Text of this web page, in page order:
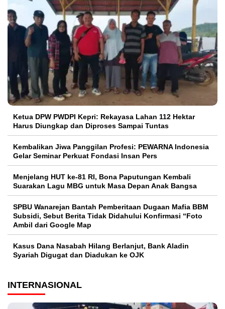
Ketua DPW PWDPI Kepri: Rekayasa Lahan 112 Hektar
Harus Diungkap dan Diproses Sampai Tuntas
Kembalikan Jiwa Panggilan Profesi: PEWARNA Indonesia
Gelar Seminar Perkuat Fondasi Insan Pers
Menjelang HUT ke-81 RI, Bona Paputungan Kembali
Suarakan Lagu MBG untuk Masa Depan Anak Bangsa
SPBU Wanarejan Bantah Pemberitaan Dugaan Mafia BBM
Subsidi, Sebut Berita Tidak Didahului Konfirmasi “Foto
Ambil dari Google Map
Kasus Dana Nasabah Hilang Berlanjut, Bank Aladin
Syariah Digugat dan Diadukan ke OJK
INTERNASIONAL